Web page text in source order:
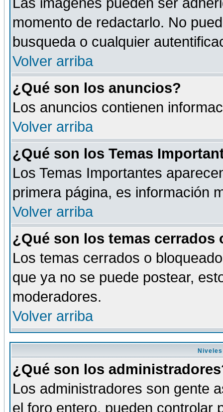
momento de redactarlo. No
busqueda o cualquier
Volver arriba
¿Qué son los anuncios?
Los anuncios contienen
Volver arriba
¿Qué son los Temas
Los Temas Importantes
primera página, es información
Volver arriba
¿Qué son los temas cerrados
Los temas cerrados o
que ya no se puede postear,
moderadores.
Volver arriba
¿Qué son los
Los administradores son gente
el foro entero, pueden controlar